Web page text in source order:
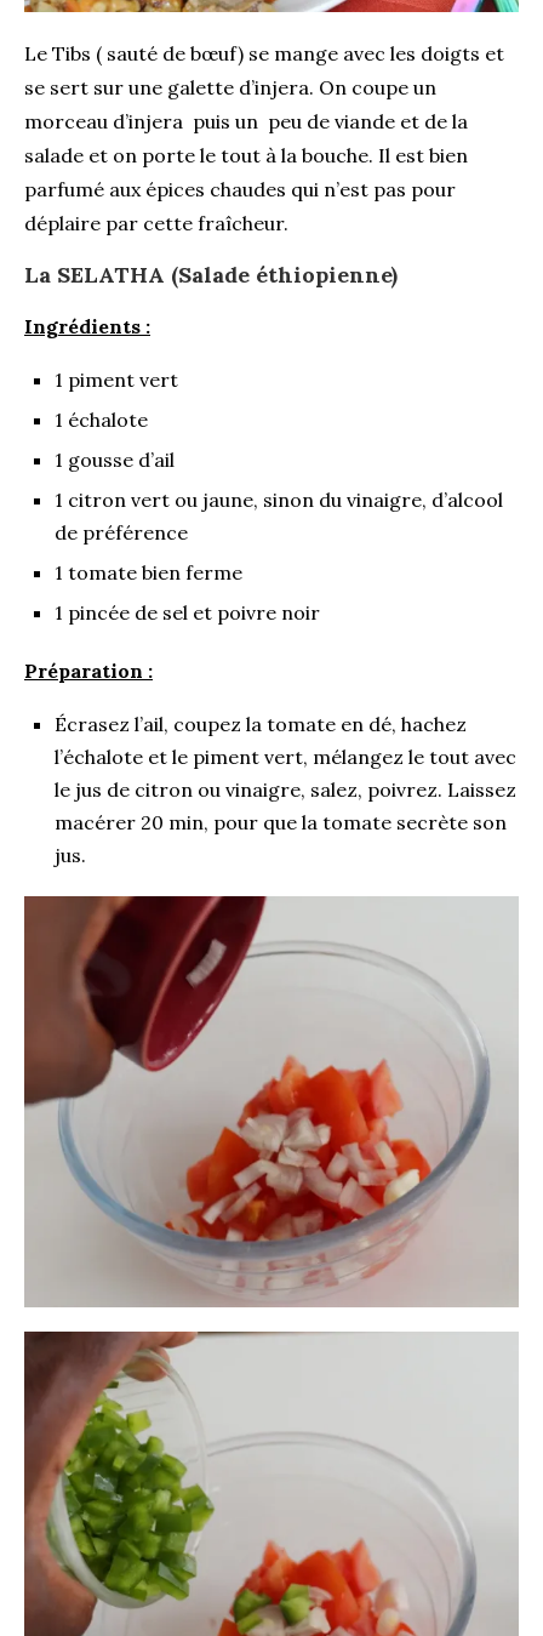
Le Tibs ( sauté de bœuf) se mange avec les doigts et
se sert sur une galette d’injera. On coupe un
morceau d’injera puis un peu de viande et de la
salade et on porte le tout à la bouche. Il est bien
parfumé aux épices chaudes qui n’est pas pour
déplaire par cette fraîcheur.
La SELATHA (Salade éthiopienne)
Ingrédients :
1 piment vert
1 échalote
1 gousse d’ail
1 citron vert ou jaune, sinon du vinaigre, d’alcool
de préférence
1 tomate bien ferme
1 pincée de sel et poivre noir
Préparation :
Écrasez l’ail, coupez la tomate en dé, hachez
l’échalote et le piment vert, mélangez le tout avec
le jus de citron ou vinaigre, salez, poivrez. Laissez
macérer 20 min, pour que la tomate secrète son
jus.